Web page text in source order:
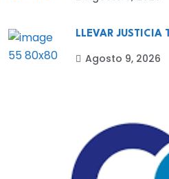
LLEVAR JUSTICIA
Agosto 9, 2026